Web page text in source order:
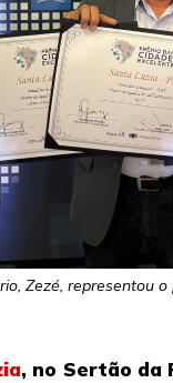
Zezé, representou
, no Sertão da